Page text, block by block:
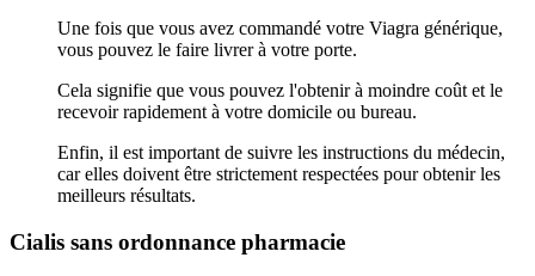
Une fois que vous avez commandé votre Viagra générique,
vous pouvez le faire livrer à votre porte.
Cela signifie que vous pouvez l'obtenir à moindre coût et le
recevoir rapidement à votre domicile ou bureau.
Enfin, il est important de suivre les instructions du médecin,
car elles doivent être strictement respectées pour obtenir les
meilleurs résultats.
Cialis sans ordonnance pharmacie